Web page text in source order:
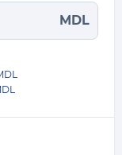
MDL